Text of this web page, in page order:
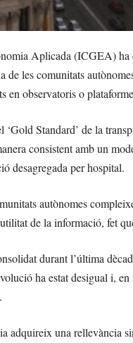
Aplicada (ICGEA) ha
de les comunitats
en observatoris o
Standard’ de la
consistent amb un
desagregada per hospital.
autònomes
de la informació, fet
durant l’última
ha estat desigual i,
adquireix una rellevància